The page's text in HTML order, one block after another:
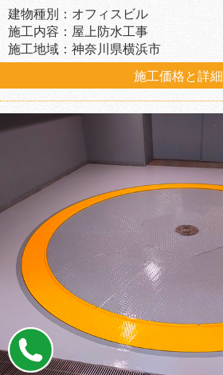
建物種別：オフィスビル
施工内容：屋上防水工事
施工地域：神奈川県横浜市
施工価格と詳細